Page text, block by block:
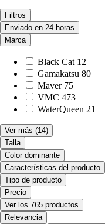
Filtros
Enviado en 24 horas
Marca
Black Cat 12
Gamakatsu 80
Maver 75
VMC 473
WaterQueen 21
Ver más (14)
Talla
Color dominante
Características del producto
Tipo de producto
Precio
Ver los 765 productos
Relevancia